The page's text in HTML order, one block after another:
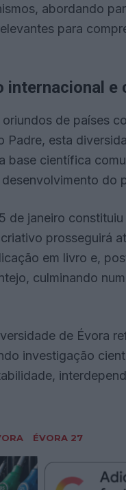
abordando
para
internacional e
de países
Padre, esta
base científica
do
de janeiro
prosseguirá
em livro e,
culminando
de Évora
investigação
ÉVORA 27